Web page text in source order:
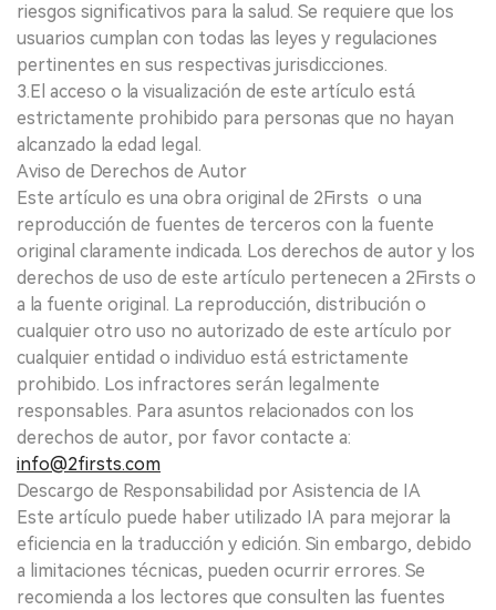
riesgos significativos para la salud. Se requiere que los
usuarios cumplan con todas las leyes y regulaciones
pertinentes en sus respectivas jurisdicciones.
3.El acceso o la visualización de este artículo está
estrictamente prohibido para personas que no hayan
alcanzado la edad legal.
Aviso de Derechos de Autor
Este artículo es una obra original de 2Firsts o una
reproducción de fuentes de terceros con la fuente
original claramente indicada. Los derechos de autor y los
derechos de uso de este artículo pertenecen a 2Firsts o
a la fuente original. La reproducción, distribución o
cualquier otro uso no autorizado de este artículo por
cualquier entidad o individuo está estrictamente
prohibido. Los infractores serán legalmente
responsables. Para asuntos relacionados con los
derechos de autor, por favor contacte a:
info@2firsts.com
Descargo de Responsabilidad por Asistencia de IA
Este artículo puede haber utilizado IA para mejorar la
eficiencia en la traducción y edición. Sin embargo, debido
a limitaciones técnicas, pueden ocurrir errores. Se
recomienda a los lectores que consulten las fuentes